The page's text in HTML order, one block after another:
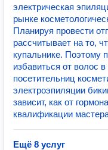
электрическая
рынке
Планируя провести
рассчитывает на то,
купальнике. Поэтому
избавиться от волос
посетительниц
электроэпиляции
зависит, как от
квалификации
Ещё 8 услуг